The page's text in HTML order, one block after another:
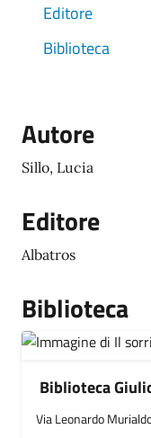
Editore
Biblioteca
Autore
Sillo, Lucia
Editore
Albatros
Biblioteca
Biblioteca
Via Leonardo